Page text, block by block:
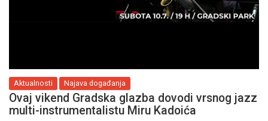
Aktualnosti Najava događanja
Ovaj vikend Gradska glazba dovodi vrsnog jazz
multi-instrumentalistu Miru Kadoića